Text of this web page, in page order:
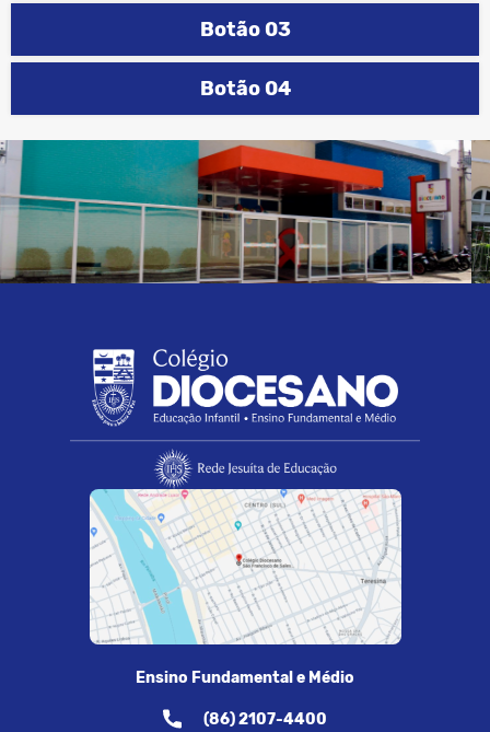
Botão 03
Botão 04
Ensino Fundamental e Médio
(86) 2107-4400